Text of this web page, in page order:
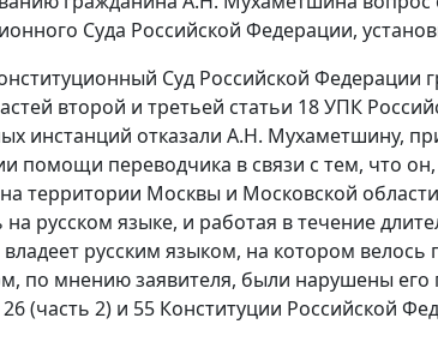
Суда Российской Федерации,
Суд Российской
второй и третьей статьи 18 УПК
инстанций отказали А.Н. Мухаметшину,
помощи переводчика в связи с тем, что
территории Москвы и Московской
русском языке, и работая в течение
русским языком, на котором велось
по мнению заявителя, были нарушены его
26 (часть 2) и 55 Конституции Российской